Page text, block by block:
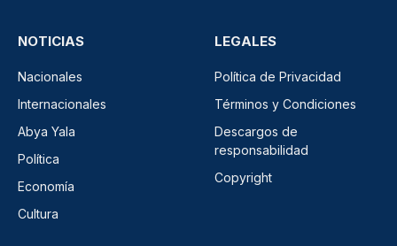
NOTICIAS
Nacionales
Internacionales
Abya Yala
Política
Economía
Cultura
LEGALES
Política de Privacidad
Términos y Condiciones
Descargos de
responsabilidad
Copyright